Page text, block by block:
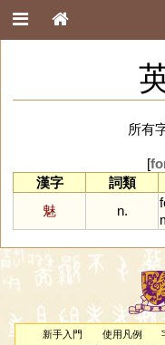
所有
[
漢字
詞類
魅
n.
新手入門 使用凡例